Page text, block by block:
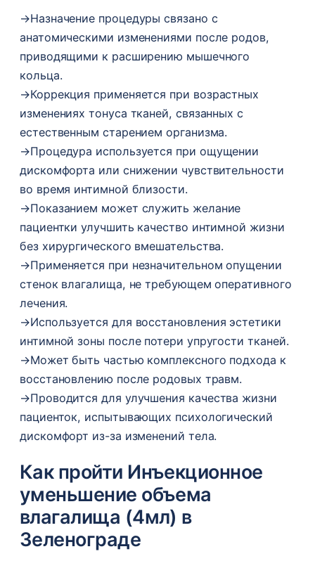
→Назначение процедуры связано с
анатомическими изменениями после родов,
приводящими к расширению мышечного
кольца.
→Коррекция применяется при возрастных
изменениях тонуса тканей, связанных с
естественным старением организма.
→Процедура используется при ощущении
дискомфорта или снижении чувствительности
во время интимной близости.
→Показанием может служить желание
пациентки улучшить качество интимной жизни
без хирургического вмешательства.
→Применяется при незначительном опущении
стенок влагалища, не требующем оперативного
лечения.
→Используется для восстановления эстетики
интимной зоны после потери упругости тканей.
→Может быть частью комплексного подхода к
восстановлению после родовых травм.
→Проводится для улучшения качества жизни
пациенток, испытывающих психологический
дискомфорт из-за изменений тела.
Как пройти Инъекционное
уменьшение объема
влагалища (4мл) в
Зеленограде